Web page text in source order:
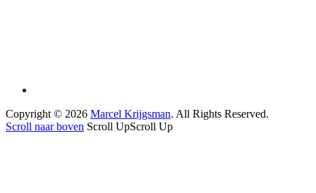
Copyright © 2026 Marcel Krijgsman. All Rights Reserved.
Scroll naar boven Scroll UpScroll Up